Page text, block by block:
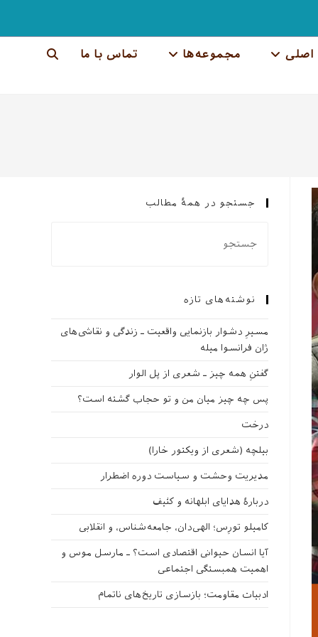
مجموعه‌ها تماس با ما جستجوی
جستجو در همهٔ مطالب
نوشته‌های تازه
مسیرِ دشوار بازنمایی واقعیت ـ زندگی و نقاشی‌های
ژان فرانسوا میله
گفتنِ همه چیز ـ شعری از پل الوار
پس چه چیز میان من و تو حجاب گشته است؟
درخت
بیلچه (شعری از ویکتور خارا)
مدیریت وحشت و سیاست دوره اضطرار
دربارهٔ هدایای ابلهانه و کثیف
کامیلو تورِس؛ الهی‌دان، جامعه‌شناس، و انقلابی
آیا انسان حیوانی اقتصادی است؟ ـ مارسل موس و
اهمیت همبستگی اجتماعی
ادبیات مقاومت؛ بازسازی تاریخ‌های ناتمام